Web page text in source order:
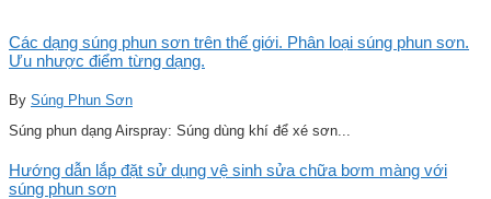
Các dạng súng phun sơn trên thế giới. Phân loại súng phun sơn.
Ưu nhược điểm từng dạng.
By Súng Phun Sơn
Súng phun dạng Airspray: Súng dùng khí để xé sơn...
Hướng dẫn lắp đặt sử dụng vệ sinh sửa chữa bơm màng với
súng phun sơn